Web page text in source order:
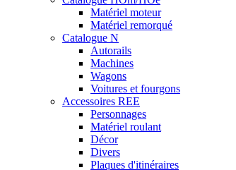
Matériel moteur
Matériel remorqué
Catalogue N
Autorails
Machines
Wagons
Voitures et fourgons
Accessoires REE
Personnages
Matériel roulant
Décor
Divers
Plaques d'itinéraires